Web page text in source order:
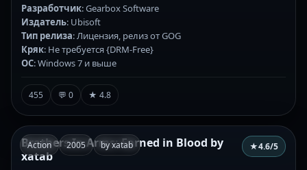
Разработчик: Gearbox Software
Издатель: Ubisoft
Тип релиза: Лицензия, релиз от GOG
Кряк: Не требуется {DRM-Free}
ОС: Windows 7 и выше
455 💬 0 ★ 4.8
Action 2005 by xatab
Brothers In Arms: Earned in Blood by
xatab
★4.6/5